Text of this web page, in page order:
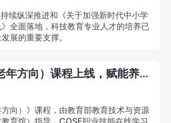
评审专家，中国体育教练
员杂志审稿专家。
续纵深推进和《关于加强新时代中小学
全面落地，科技教育专业人才的培养已
展的重要支撑。
健康管理师（老年方向）课程上线，赋能养老产业专业化提质升级！
方向）》课程，由教育部教育技术与资源
育馆）指导，COSE职业技能在线学习